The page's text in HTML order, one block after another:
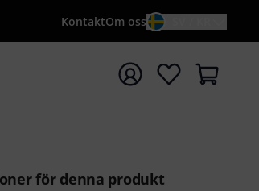
KontaktOm oss
{searchTerm}
för denna produkt